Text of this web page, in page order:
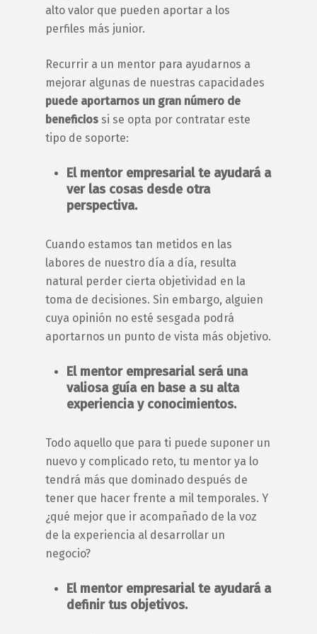
alto valor que pueden aportar a los
perfiles más junior.
Recurrir a un mentor para ayudarnos a
mejorar algunas de nuestras capacidades
puede aportarnos un gran número de
beneficios si se opta por contratar este
tipo de soporte:
El mentor empresarialte ayudará a
ver las cosas desde otra
perspectiva.
Cuando estamos tan metidos en las
labores de nuestro día a día, resulta
natural perder cierta objetividad en la
toma de decisiones. Sin embargo, alguien
cuya opinión no esté sesgada podrá
aportarnos un punto de vista más objetivo.
El mentor empresarialserá una
valiosa guía en base a su alta
experiencia y conocimientos.
Todo aquello que para ti puede suponer un
nuevo y complicado reto, tu mentor ya lo
tendrá más que dominado después de
tener que hacer frente a mil temporales. Y
¿qué mejor que ir acompañado de la voz
de la experiencia al desarrollar un
negocio?
El mentor empresarialte ayudará a
definir tus objetivos.